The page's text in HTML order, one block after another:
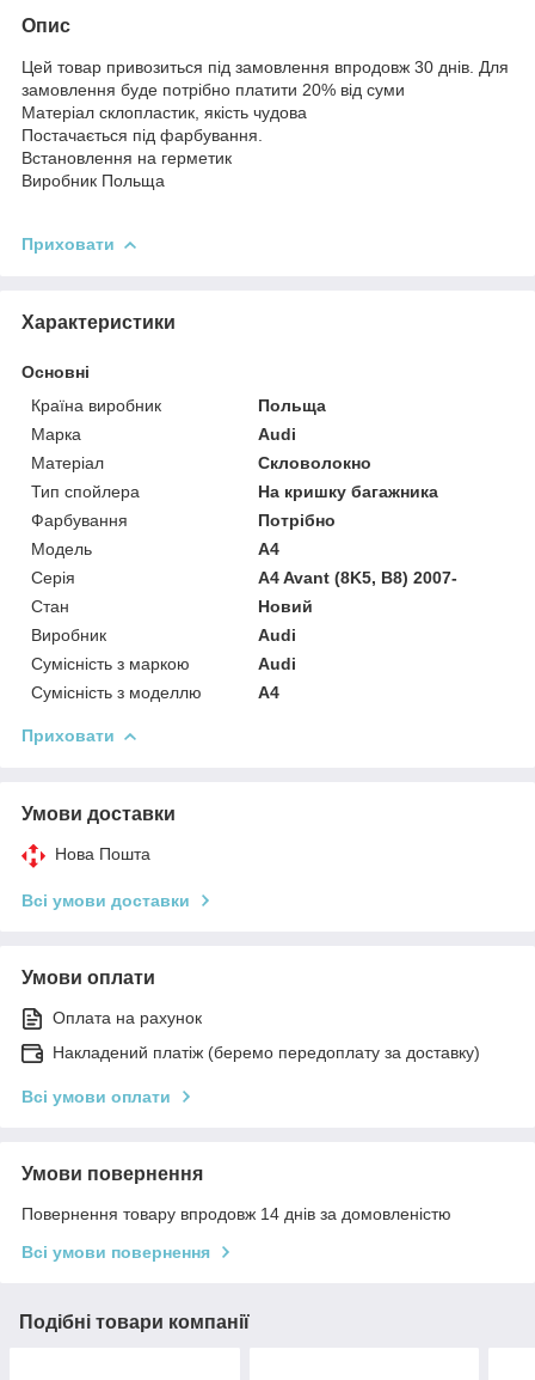
Опис
Цей товар привозиться під замовлення впродовж 30 днів. Для
замовлення буде потрібно платити 20% від суми
Матеріал склопластик, якість чудова
Постачається під фарбування.
Встановлення на герметик
Виробник Польща
Приховати
Характеристики
Основні
Країна виробник
Польща
Марка
Audi
Матеріал
Скловолокно
Тип спойлера
На кришку багажника
Фарбування
Потрібно
Модель
A4
Серія
A4 Avant (8K5, B8) 2007-
Стан
Новий
Виробник
Audi
Сумісність з маркою
Audi
Сумісність з моделлю
A4
Приховати
Умови доставки
Нова Пошта
Всі умови доставки
Умови оплати
Оплата на рахунок
Накладений платіж (беремо передоплату за доставку)
Всі умови оплати
Умови повернення
Повернення товару впродовж 14 днів за домовленістю
Всі умови повернення
Подібні товари компанії